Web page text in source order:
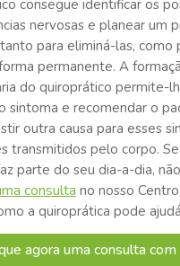
consegue identificar os
nervosas e planear um
para eliminá-las, como
permanente. A
do quiroprático permite-
sintoma e recomendar o
outra causa para esses
transmitidos pelo corpo.
parte do seu dia-a-dia,
consulta no nosso
a quiroprática pode
agora uma consulta com